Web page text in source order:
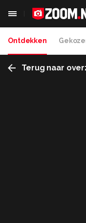
Ontdekken
Terug naar